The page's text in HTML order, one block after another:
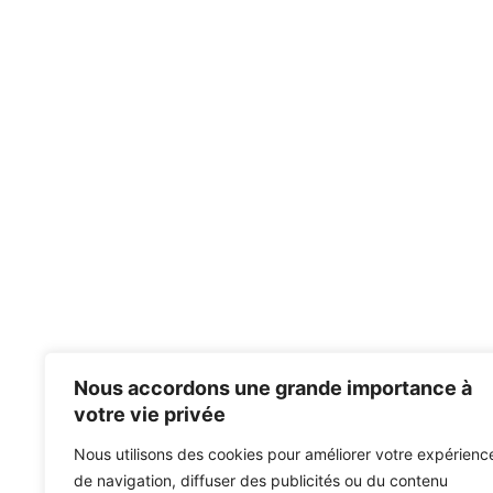
Nous accordons une grande importance à
votre vie privée
Nous utilisons des cookies pour améliorer votre
de navigation, diffuser des publicités ou du contenu